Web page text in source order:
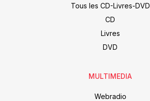
Tous les CD-Livres-DVD
CD
Livres
DVD
MULTIMEDIA
Webradio